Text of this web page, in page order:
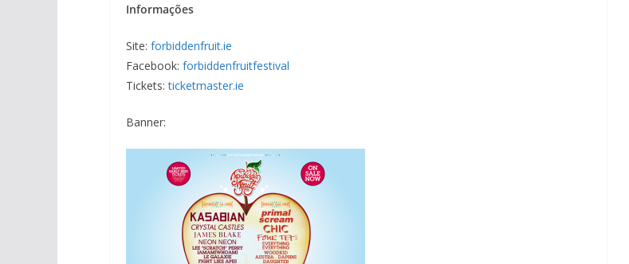
Informações
Site: forbiddenfruit.ie
Facebook: forbiddenfruitfestival
Tickets:ticketmaster.ie
Banner: